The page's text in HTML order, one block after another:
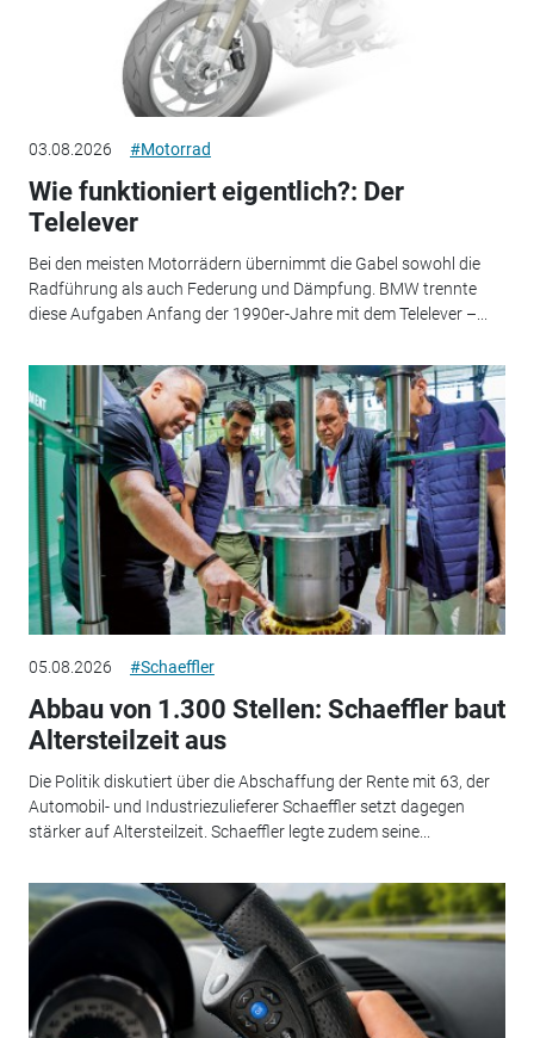
03.08.2026 #Motorrad
Wie funktioniert eigentlich?: Der
Telelever
Bei den meisten Motorrädern übernimmt die Gabel sowohl die
Radführung als auch Federung und Dämpfung. BMW trennte
diese Aufgaben Anfang der 1990er-Jahre mit dem Telelever –...
05.08.2026 #Schaeffler
Abbau von 1.300 Stellen: Schaeffler baut
Altersteilzeit aus
Die Politik diskutiert über die Abschaffung der Rente mit 63, der
Automobil- und Industriezulieferer Schaeffler setzt dagegen
stärker auf Altersteilzeit. Schaeffler legte zudem seine...